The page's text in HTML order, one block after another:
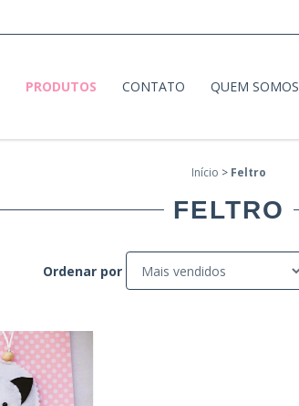
PRODUTOS CONTATO QUEM SOMOS
Início > Feltro
FELTRO
Ordenar por